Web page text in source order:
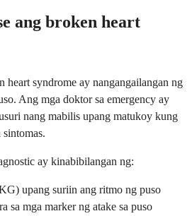
ang broken heart
heart syndrome ay nangangailangan ng
Ang mga doktor sa emergency ay
nang mabilis upang matukoy kung
ay kinabibilangan ng:
upang suriin ang ritmo ng puso
sa mga marker ng atake sa puso